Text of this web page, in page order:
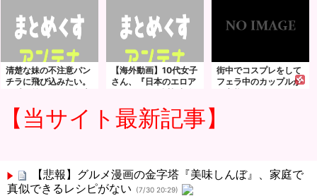
のつもりだと炎上ｗｗ
ｗｗｗｗｗｗｗｗｗ
ｗｗｗ
清楚な妹の不注意パン
チラに飛び込みたい。
可愛い義妹と僕の年末
のか
【海外動画】10代女子
さん、『日本のエロア
ニメみたいな近親相姦
にお願いしてしまうｗ
ｗｗｗ
街中でコスプレをして
フェラ中のカップルが
ド変態すぎて周りが引
【当サイト最新記事】
【悲報】グルメ漫画の金字塔『美味しんぼ』、家庭で
真似できるレシピがない
(7/30 20:29)